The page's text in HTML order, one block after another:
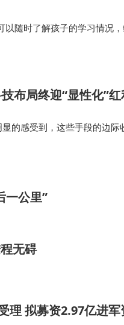
随时了解孩子的学习情况
习中找到乐趣，提升效率，
布局终迎“显性化”
的感受到，这些手段的边际
一公里”
无碍
理 拟募资2.97亿进